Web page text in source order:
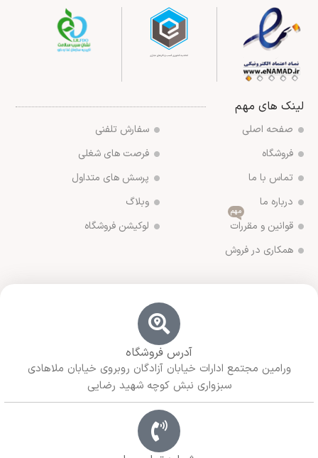
لینک های مهم
صفحه اصلی
فروشگاه
تماس با ما
درباره ما
قوانین و مقررات
مهم
همکاری در فروش
سفارش تلفنی
فرصت های شغلی
پرسش های متداول
وبلاگ
لوکیشن فروشگاه
آدرس فروشگاه
ورامین مجتمع ادارات خیابان آزادگان روبروی خیابان ملاهادی
سبزواری نبش کوچه شهید رضایی